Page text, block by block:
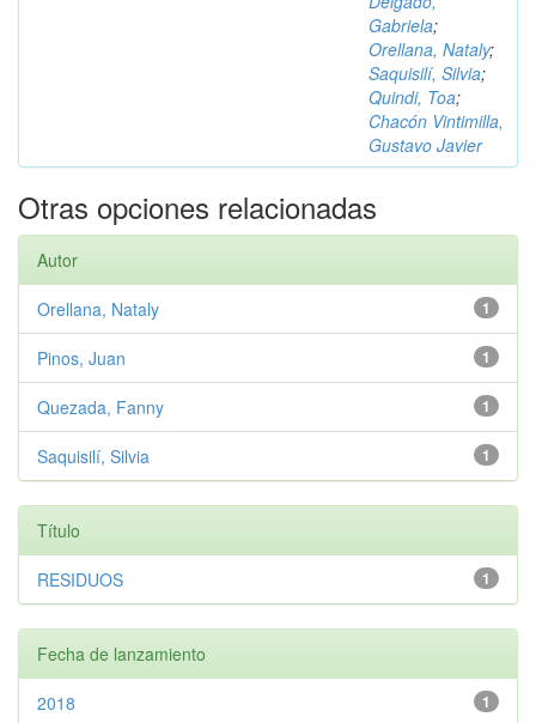
Gabriela;
Orellana, Nataly;
Saquisilí, Silvia;
Quindi, Toa;
Chacón Vintimilla,
Gustavo Javier
Otras opciones relacionadas
Autor
1
Orellana, Nataly
1
Pinos, Juan
1
Quezada, Fanny
1
Saquisilí, Silvia
Título
1
RESIDUOS
Fecha de lanzamiento
1
2018